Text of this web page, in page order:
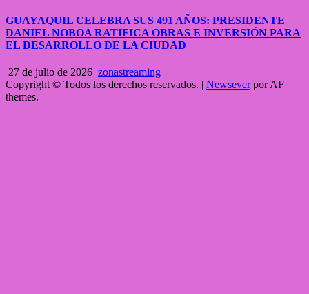
GUAYAQUIL CELEBRA SUS 491 AÑOS: PRESIDENTE
DANIEL NOBOA RATIFICA OBRAS E INVERSIÓN PARA
EL DESARROLLO DE LA CIUDAD
27 de julio de 2026 zonastreaming
Copyright © Todos los derechos reservados. | Newseverpor AF
themes.